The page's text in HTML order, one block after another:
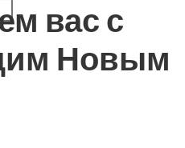
вас с
Новым